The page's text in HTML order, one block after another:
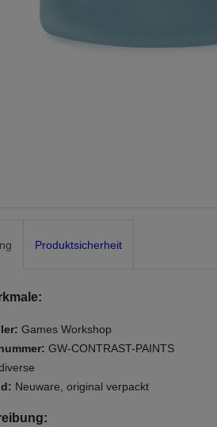
Produktsicherheit
Games Workshop
GW-CONTRAST-PAINTS
Neuware, original verpackt